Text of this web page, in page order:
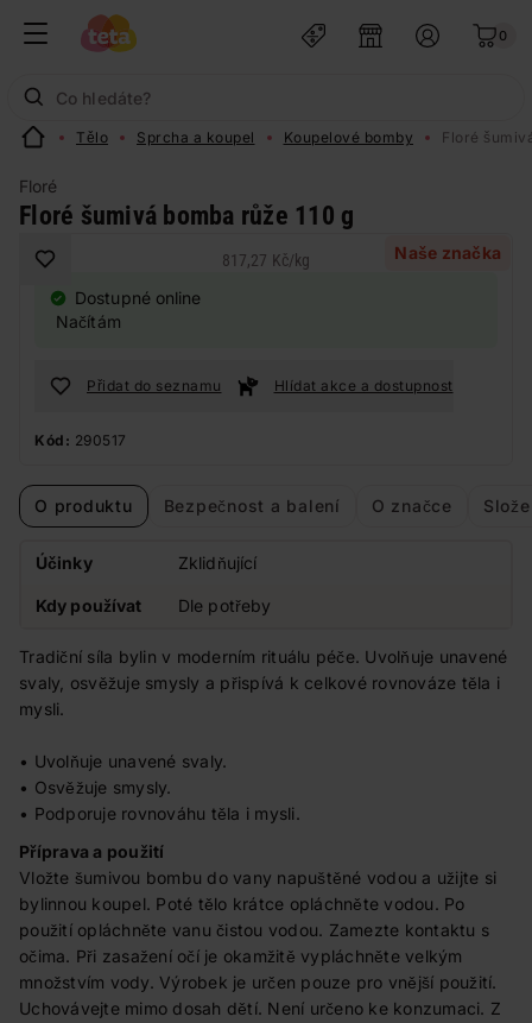
0
Tělo Sprcha a koupel Koupelové bomby Floré
Floré
Floré šumivá bomba růže 110 g
Naše značka
817,27 Kč/kg
Dostupné online
Načítám
Přidat do seznamu Hlídat akce a dostupnost
Kód: 290517
O produktu Bezpečnost a balení O značce
Účinky Zklidňující
Kdy používat Dle potřeby
Tradiční síla bylin v moderním rituálu péče. Uvolňuje unavené
svaly, osvěžuje smysly a přispívá k celkové rovnováze těla i
mysli.
• Uvolňuje unavené svaly.
• Osvěžuje smysly.
• Podporuje rovnováhu těla i mysli.
Příprava a použití
Vložte šumivou bombu do vany napuštěné vodou a užijte si
bylinnou koupel. Poté tělo krátce opláchněte vodou. Po
použití opláchněte vanu čistou vodou. Zamezte kontaktu s
očima. Při zasažení očí je okamžitě vypláchněte velkým
množstvím vody. Výrobek je určen pouze pro vnější použití.
Uchovávejte mimo dosah dětí. Není určeno ke konzumaci. Z